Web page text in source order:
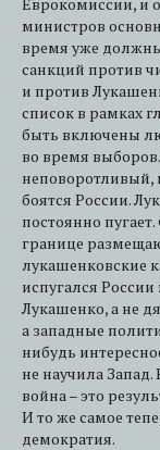
министров
время уже
санкций против
и против
список в рамках
быть включены
во время
боятся России.
постоянно
границе
лукашенковские
испугался России
Лукашенко, а не
а западные
нибудь
не научила
война – это
И то же самое
демократия.